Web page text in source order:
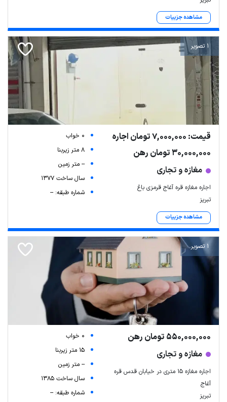
Leaflet| Map data ©ariamarz.com
مشاهده جزییات
1 تصویر
قیمت: 7,000,000 تومان اجاره
30,000,000 تومان رهن
مغازه و تجاری
اجاره مغازه قره آغاج قرمزی باغ
تبریز
مشاهده جزییات
0 خواب
8 متر زیربنا
-- متر زمین
سال ساخت 1377
شماره طبقه: --
1 تصویر
550,000,000 تومان رهن
مغازه و تجاری
اجاره مغازه ۱۵ متری در خیابان قدس قره
آغاج
تبریز
0 خواب
15 متر زیربنا
-- متر زمین
سال ساخت 1385
شماره طبقه: --